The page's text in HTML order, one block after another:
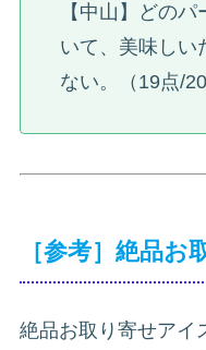
【中山】どの
いて、美味しい
ない。（19点/20
［参考］絶品お
絶品お取り寄せアイ